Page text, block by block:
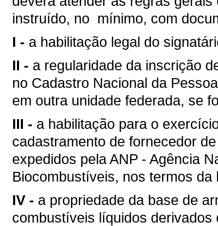
instruído, no mínimo, com
I - a habilitação legal do
II - a regularidade da inscrição
no Cadastro Nacional da
em outra unidade federada, se
III - a habilitação para o
cadastramento de fornecedor
expedidos pela ANP - Agência
Biocombustíveis, nos termos
IV - a propriedade da base de
combustíveis líquidos